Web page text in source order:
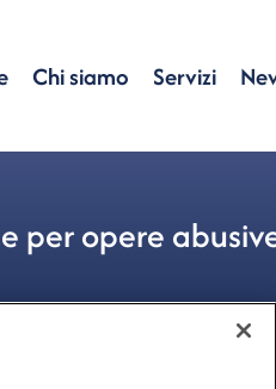
Chi siamo Servizi
per opere